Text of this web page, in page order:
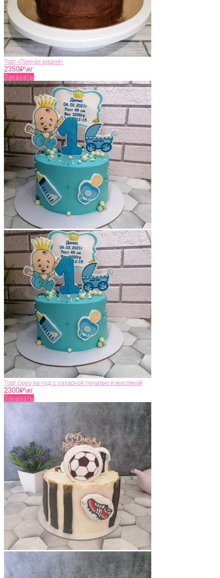
Торт «Пряная вишня»
2350₽\кг
Заказать
Торт Орео на год с сахарной печатью и мастикой
2300₽\кг
Заказать